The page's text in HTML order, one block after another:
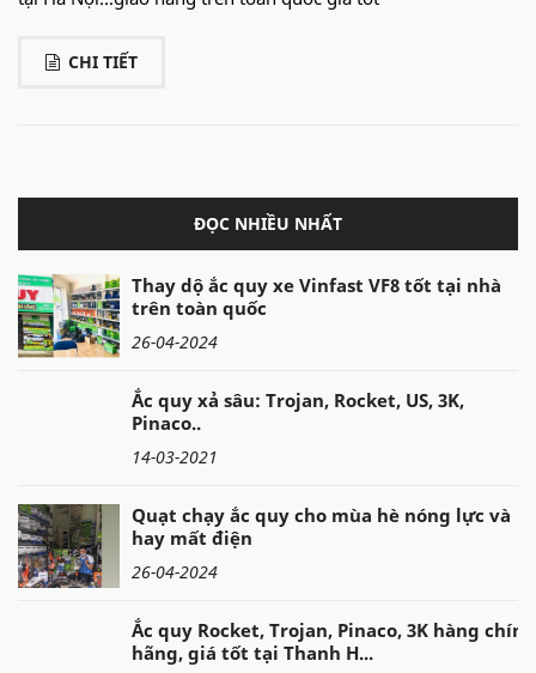
CHI TIẾT
ĐỌC NHIỀU NHẤT
Thay dộ ắc quy xe Vinfast VF8 tốt tại nhà
trên toàn quốc
26-04-2024
Ắc quy xả sâu: Trojan, Rocket, US, 3K,
Pinaco..
14-03-2021
Quạt chạy ắc quy cho mùa hè nóng lực và
hay mất điện
26-04-2024
Ắc quy Rocket, Trojan, Pinaco, 3K hàng chính
hãng, giá tốt tại Thanh H...